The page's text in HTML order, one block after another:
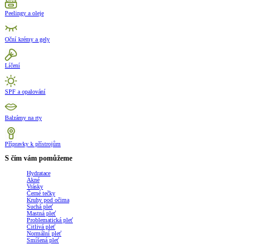
Peelingy a oleje
Oční krémy a gely
Líčení
SPF a opalování
Balzámy na rty
Přípravky k přístrojům
S čím vám pomůžeme
Hydratace
Akné
Vrásky
Černé tečky
Kruhy pod očima
Suchá pleť
Mastná pleť
Problematická pleť
Citlivá pleť
Normální pleť
Smíšená pleť